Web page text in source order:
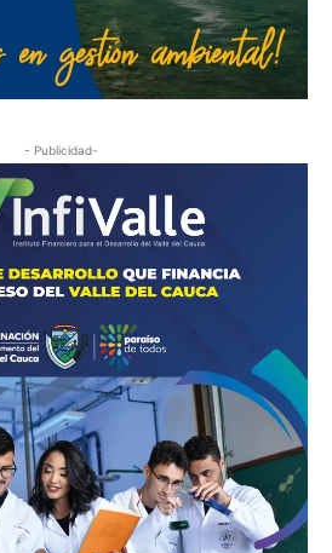
- Publicidad-